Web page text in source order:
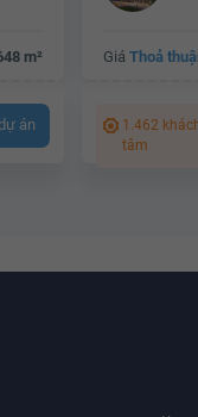
m²
án
Giá Thoả
1.462
tâm